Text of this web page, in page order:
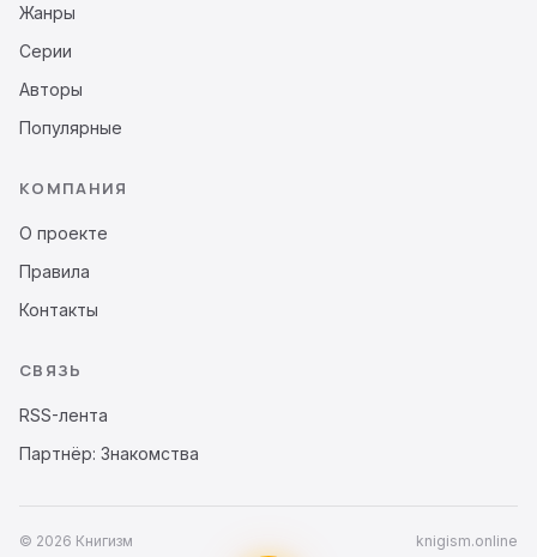
Жанры
Серии
Авторы
Популярные
КОМПАНИЯ
О проекте
Правила
Контакты
СВЯЗЬ
RSS-лента
Партнёр: Знакомства
© 2026 Книгизм knigism.online